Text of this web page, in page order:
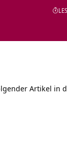
Artikel in